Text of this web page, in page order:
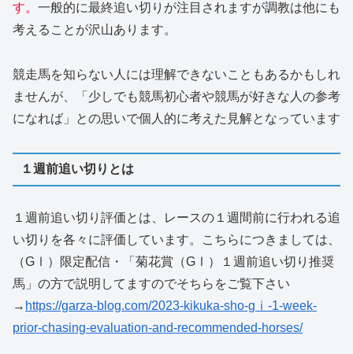
す。 一般的に最終追い切りが注目されますが調教は他にも
考えることが沢山あります。
競走馬を知らない人には理解できないこともあるかもしれ
ませんが、「少しでも競馬初心者や競馬が好きな人の参考
になれば」との思いで個人的に考えた見解となっています
１週前追い切りとは
１週前追い切り評価とは、レースの１週間前に行われる追
い切りを各々に評価しています。こちらにつきましては、
（GⅠ）限定配信・「菊花賞（GⅠ）１週前追い切り推奨
馬」の方で説明してますのでそちらをご覧下さい
→ https://garza-blog.com/2023-kikuka-sho-gⅰ-1-week-
prior-chasing-evaluation-and-recommended-horses/